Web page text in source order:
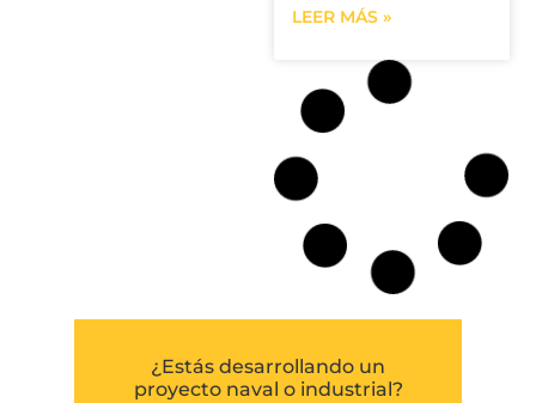
LEER MÁS »
¿Estás desarrollando un
proyecto naval o industrial?